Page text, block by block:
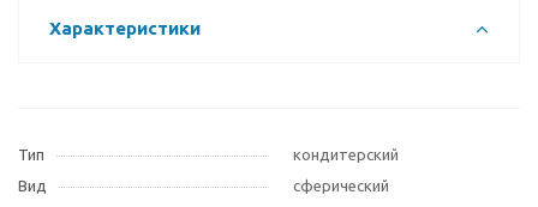
Характеристики
Тип
кондитерский
Вид
сферический